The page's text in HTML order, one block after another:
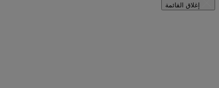
إغلاق القائمة